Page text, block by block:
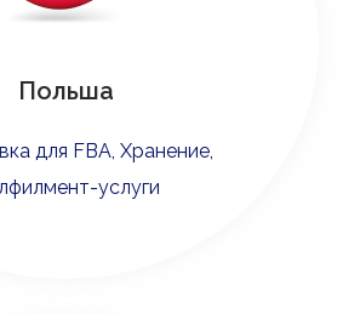
Польша
для FBA, Хранение,
услуги